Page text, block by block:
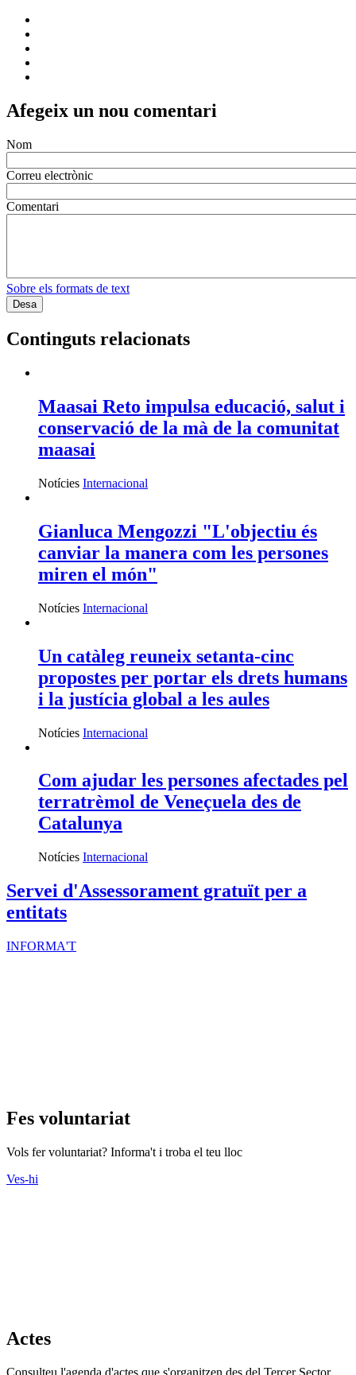
Afegeix un nou comentari
Nom
Correu electrònic
Comentari
Sobre els formats de text
Continguts relacionats
Maasai Reto impulsa educació, salut i
conservació de la mà de la comunitat
maasai
Notícies Internacional
Gianluca Mengozzi "L'objectiu és
canviar la manera com les persones
miren el món"
Notícies Internacional
Un catàleg reuneix setanta-cinc
propostes per portar els drets humans
i la justícia global a les aules
Notícies Internacional
Com ajudar les persones afectades pel
terratrèmol de Veneçuela des de
Catalunya
Notícies Internacional
Servei d'Assessorament gratuït per a
entitats
INFORMA'T
Fes voluntariat
Vols fer voluntariat? Informa't i troba el teu lloc
Ves-hi
Actes
Consulteu l'agenda d'actes que s'organitzen des del Tercer Sector.